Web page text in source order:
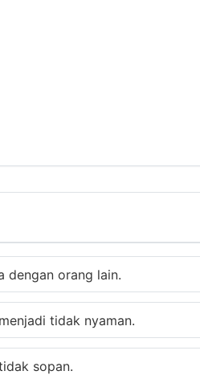
dengan orang lain.
tidak nyaman.
sopan.